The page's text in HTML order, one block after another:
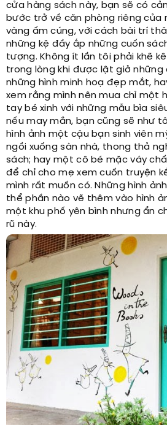
cửa hàng sách này, bạn sẽ có
bước trở về căn phòng riêng của
vàng ấm cúng, với cách bài trí
những kệ đầy ắp những cuốn
tượng. Không ít lần tôi phải khẽ
trong lòng khi được lật giở những
những hình minh hoạ đẹp mắt,
xem rằng mình nên mua chỉ một
tay bé xinh với những mẫu bìa
nếu may mắn, bạn cũng sẽ như
hình ảnh một cậu bạn sinh viên
ngồi xuống sàn nhà, thong thả
sách; hay một cô bé mặc váy
để chỉ cho mẹ xem cuốn truyện
mình rất muốn có. Những hình
thể phần nào vẽ thêm vào hình
một khu phố yên bình nhưng ẩn
rũ này.